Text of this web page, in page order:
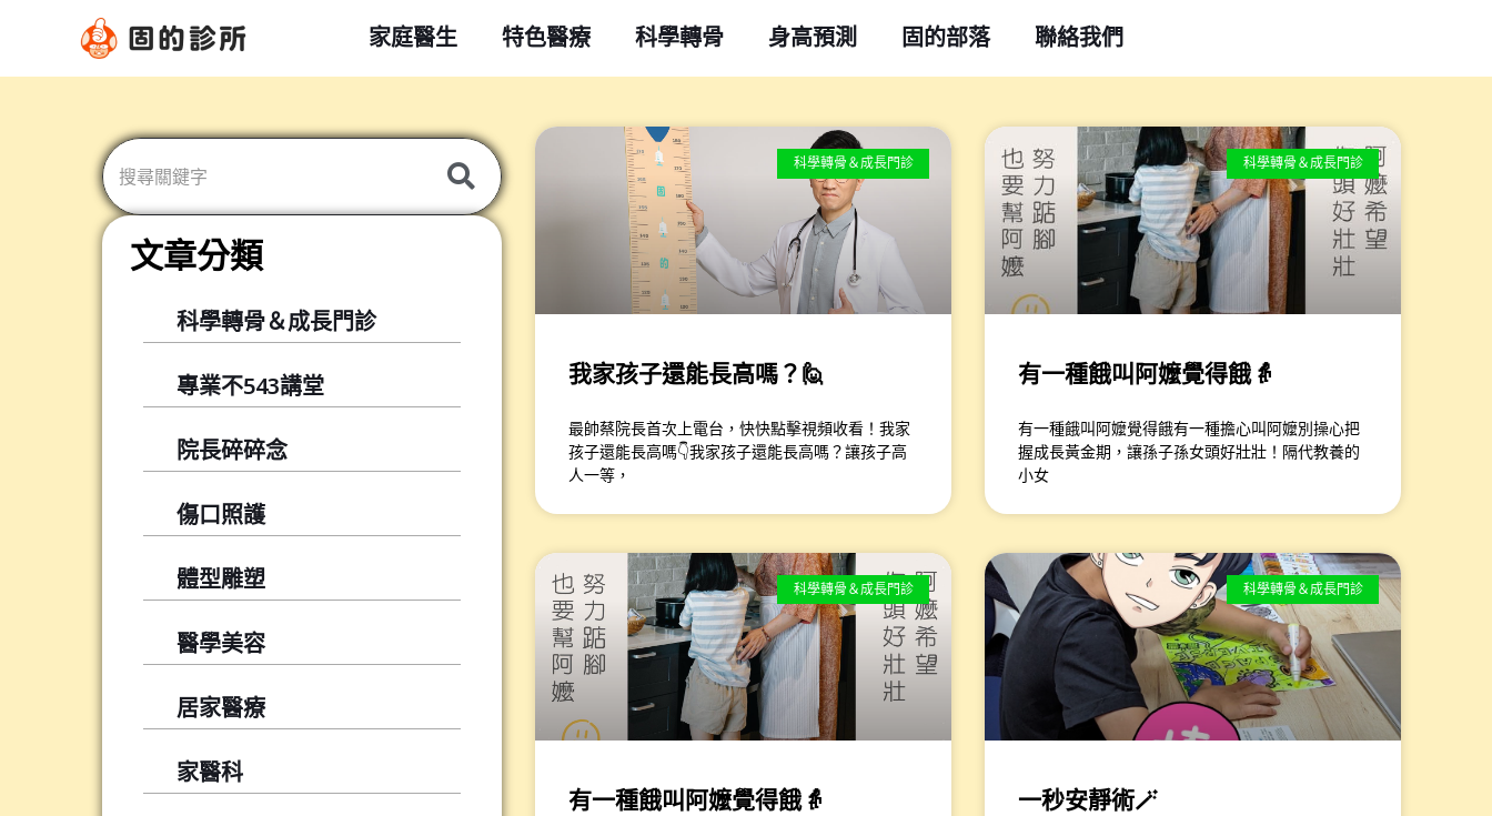
主
家庭醫生 特色醫療 科學轉骨 身高預測 固的部落 聯絡我們
文章分類
科學轉骨＆成長門診
專業不543講堂
院長碎碎念
傷口照護
體型雕塑
醫學美容
居家醫療
家醫科
科學轉骨＆成長門診
我家孩子還能長高嗎？🙋
最帥蔡院長首次上電台，快快點擊視頻收看！​我家
孩子還能長高嗎👇​我家孩子還能長高嗎？讓孩子高
人一等，
科學轉骨＆成長門診
有一種餓叫阿嬤覺得餓👵
有一種餓叫阿嬤覺得餓​有一種擔心叫阿嬤別操心​把
握成長黃金期，讓孫子孫女頭好壯壯！​​隔代教養的
小女
科學轉骨＆成長門診
有一種餓叫阿嬤覺得餓​👵
科學轉骨＆成長門診
一秒安靜術🪄
面
面